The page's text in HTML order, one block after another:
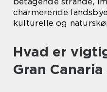
charmerende
kulturelle og
Hvad er
Gran